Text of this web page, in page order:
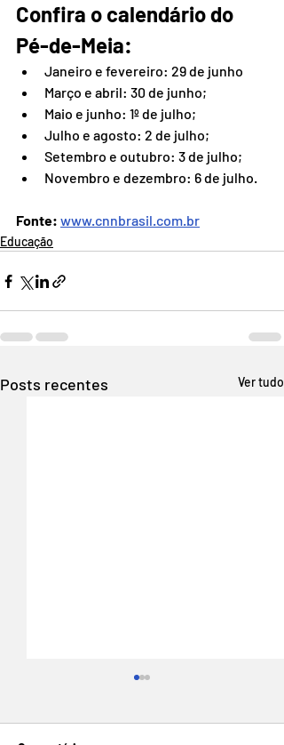
Confira o calendário do
Pé-de-Meia:
Janeiro e fevereiro: 29 de junho
Março e abril: 30 de junho;
Maio e junho: 1º de julho;
Julho e agosto: 2 de julho;
Setembro e outubro: 3 de julho;
Novembro e dezembro: 6 de julho.
Fonte: www.cnnbrasil.com.br
Educação
Posts recentes Ver tudo